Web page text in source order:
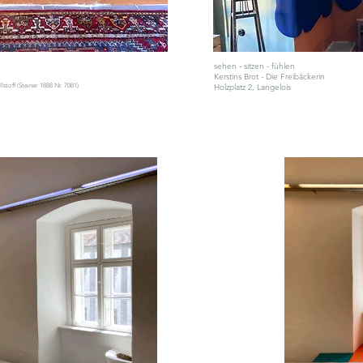
(Steiner 1888 Nr. 7081)
​sehen - sitzen - fühlen
Kerstins Brot - Die Freibäckerin
Holzplatz 2, Langelois